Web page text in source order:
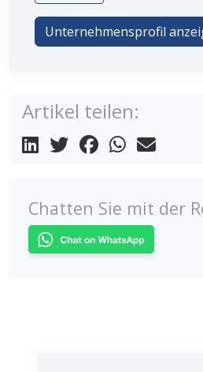
Unternehmensprofil
Artikel teilen:
Chatten Sie mit der